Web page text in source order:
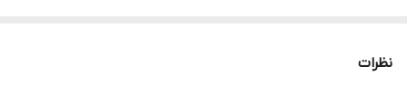
پوست،بهبود تنفس و جلوگیری ازخشکی در مجرای بینی در فصول سرد یا
نظرات